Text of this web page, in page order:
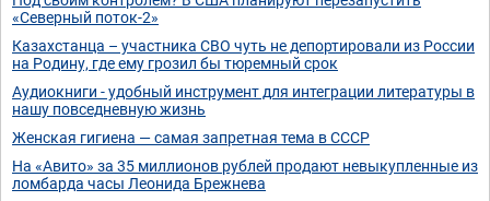
«Северный поток-2»
Казахстанца – участника СВО чуть не депортировали из России
на Родину, где ему грозил бы тюремный срок
Аудиокниги - удобный инструмент для интеграции литературы в
нашу повседневную жизнь
Женская гигиена — самая запретная тема в СССР
На «Авито» за 35 миллионов рублей продают невыкупленные из
ломбарда часы Леонида Брежнева